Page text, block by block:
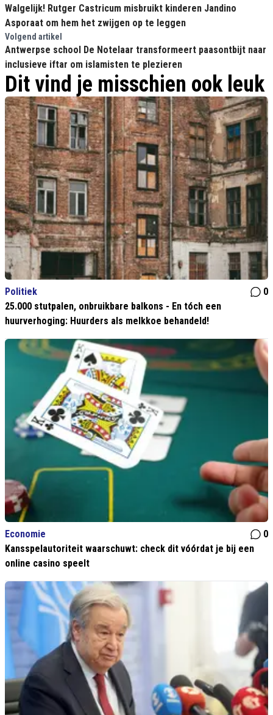
Walgelijk! Rutger Castricum misbruikt kinderen Jandino
Asporaat om hem het zwijgen op te leggen
Volgend artikel
Antwerpse school De Notelaar transformeert paasontbijt naar
inclusieve iftar om islamisten te plezieren
Dit vind je misschien ook leuk
Politiek
0
25.000 stutpalen, onbruikbare balkons - En tóch een
huurverhoging: Huurders als melkkoe behandeld!
Economie
0
Kansspelautoriteit waarschuwt: check dit vóórdat je bij een
online casino speelt